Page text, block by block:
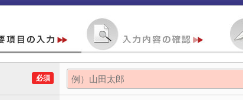
必須